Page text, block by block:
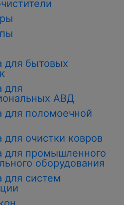
для бытовых
для
АВД
для поломоечной
для очистки ковров
для промышленного
оборудования
для систем